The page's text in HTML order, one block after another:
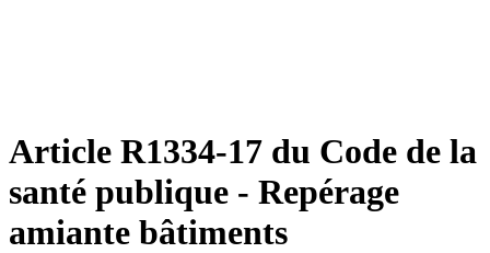
Article R1334-17 du Code de la
santé publique - Repérage
amiante bâtiments